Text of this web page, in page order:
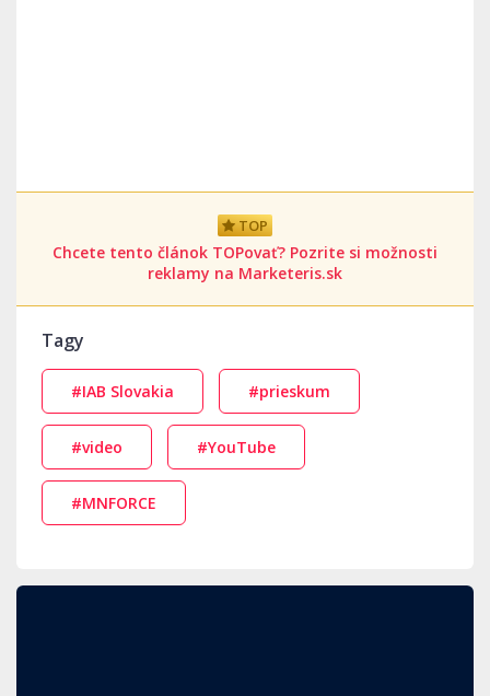
TOP
Chcete tento článok TOPovať? Pozrite si možnosti
reklamy na Marketeris.sk
Tagy
#IAB Slovakia #prieskum
#video #YouTube
#MNFORCE